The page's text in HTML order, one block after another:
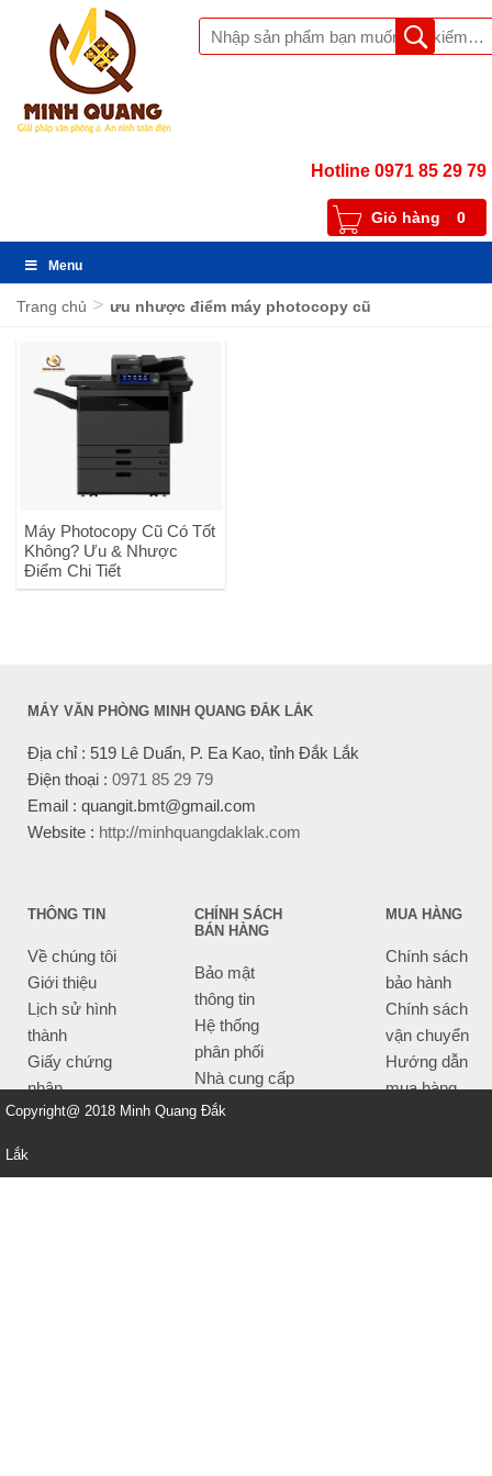
Hotline 0971 85 29 79
Giỏ hàng 0
Menu
Trang chủ > ưu nhược điểm máy photocopy cũ
Máy Photocopy Cũ Có Tốt
Không? Ưu & Nhược
Điểm Chi Tiết
MÁY VĂN PHÒNG MINH QUANG ĐẮK LẮK
Địa chỉ : 519 Lê Duẩn, P. Ea Kao, tỉnh Đắk Lắk
Điện thoại : 0971 85 29 79
Email : quangit.bmt@gmail.com
Website : http://minhquangdaklak.com
THÔNG TIN
Về chúng tôi
Giới thiệu
Lịch sử hình
thành
Giấy chứng
nhận
CHÍNH SÁCH
BÁN HÀNG
Bảo mật
thông tin
Hệ thống
phân phối
Nhà cung cấp
Tiêu chí bán
MUA HÀNG
Chính sách
bảo hành
Chính sách
vận chuyển
Hướng dẫn
mua hàng
Copyright@ 2018 Minh Quang Đắk
Lắk